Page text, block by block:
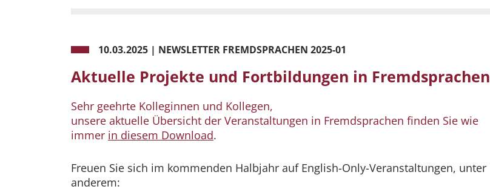
10.03.2025 | NEWSLETTER FREMDSPRACHEN 2025-01
Aktuelle Projekte und Fortbildungen in Fremdsprachen
Sehr geehrte Kolleginnen und Kollegen,
unsere aktuelle Übersicht der Veranstaltungen in Fremdsprachen finden Sie wie
immer in diesem Download.
Freuen Sie sich im kommenden Halbjahr auf English-Only-Veranstaltungen, unter
anderem: